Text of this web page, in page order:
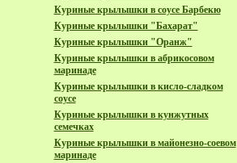
Куриные крылышки в соусе Барбекю
Куриные крылышки "Бахарат"
Куриные крылышки "Оранж"
Куриные крылышки в абрикосовом
маринаде
Куриные крылышки в кисло-сладком
соусе
Куриные крылышки в кунжутных
семечках
Куриные крылышки в майонезно-соевом
маринаде